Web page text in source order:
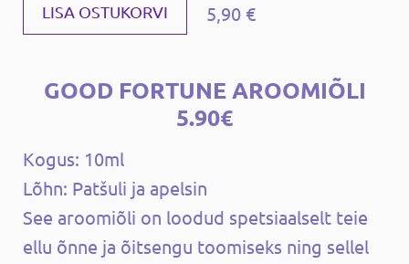
LISA OSTUKORVI 5,90 €
GOOD FORTUNE AROOMIÕLI
5.90€
Kogus: 10ml
Lõhn: Patšuli ja apelsin
See aroomiõli on loodud spetsiaalselt teie
ellu õnne ja õitsengu toomiseks ning sellel